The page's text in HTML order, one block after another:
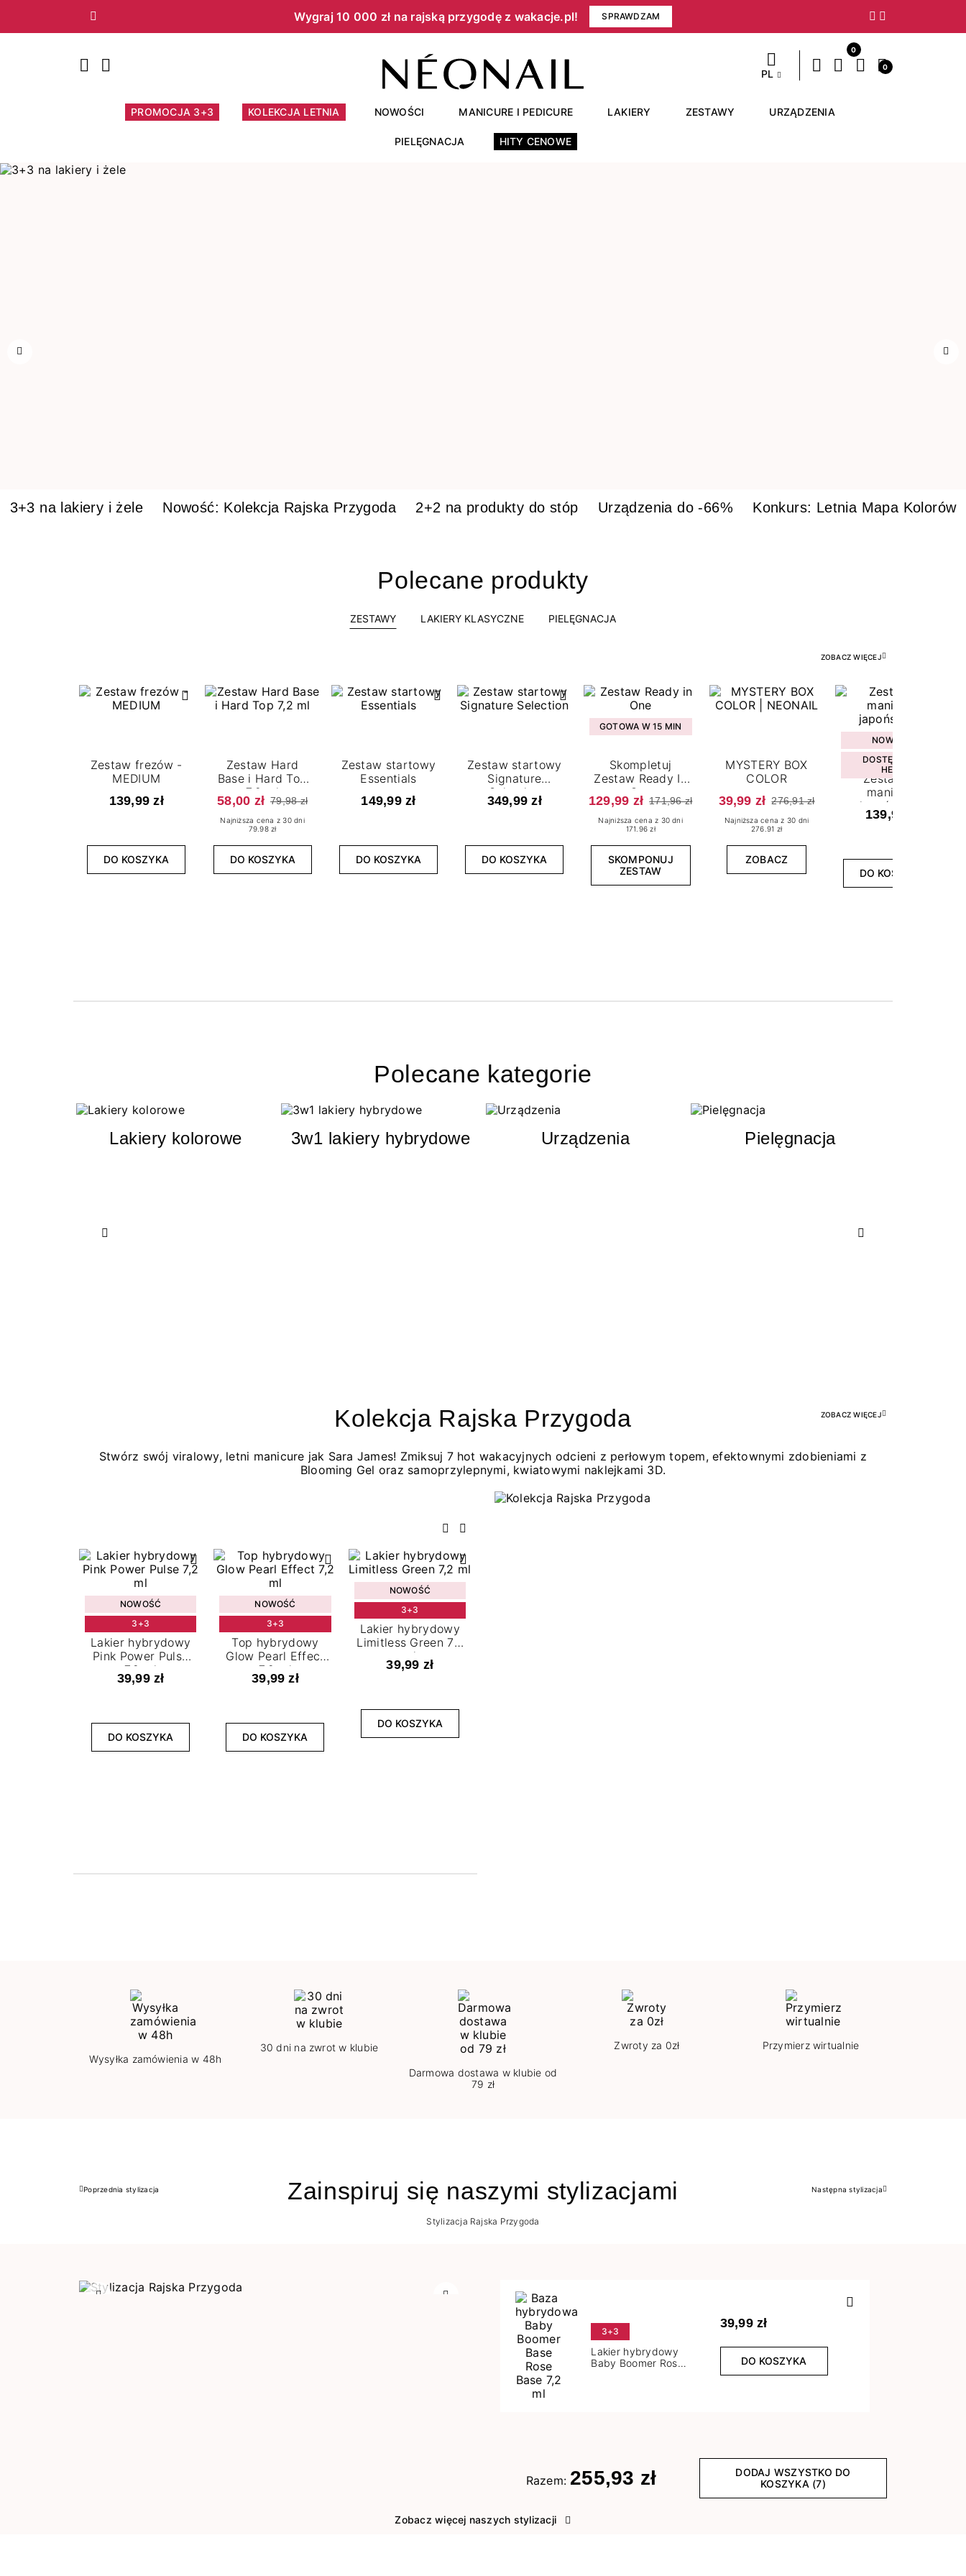
Wygraj 10 000 zł na rajską przygodę z wakacje.pl!​ SPRAWDZAM
Poprzedni Następny
PL
0
0
PROMOCJA 3+3 KOLEKCJA LETNIA NOWOŚCI MANICURE I PEDICURE LAKIERY ZESTAWY URZĄDZENIA
PIELĘGNACJA HITY CENOWE
3+3 na lakiery i żele Nowość: Kolekcja Rajska Przygoda 2+2 na produkty do stóp Urządzenia do -66% Konkurs: Letnia Mapa Kolorów
Polecane produkty
ZESTAWY LAKIERY KLASYCZNE PIELĘGNACJA
ZOBACZ WIĘCEJ
Zestaw frezów -
MEDIUM
139,99 zł
DO KOSZYKA
Zestaw Hard
Base i Hard Top
7,2 ml
58,00 zł 79,98 zł
Najniższa cena z 30 dni
79.98 zł
DO KOSZYKA
Zestaw startowy
Essentials
149,99 zł
DO KOSZYKA
Zestaw startowy
Signature
Selection
349,99 zł
DO KOSZYKA
GOTOWA W 15 MIN
Skompletuj
Zestaw Ready In
One
129,99 zł 171,96 zł
Najniższa cena z 30 dni
171.96 zł
SKOMPONUJ
ZESTAW
MYSTERY BOX
COLOR
39,99 zł 276,91 zł
Najniższa cena z 30 dni
276.91 zł
ZOBACZ
NOWOŚĆ
DOSTĘPNY W
HEBE
Zestaw do
manicure
japońskiego
139,99 zł
DO KOSZYKA
Polecane kategorie
Lakiery kolorowe 3w1 lakiery hybrydowe Urządzenia Pielęgnacja
Kolekcja Rajska Przygoda ZOBACZ WIĘCEJ
Stwórz swój viralowy, letni manicure jak Sara James! Zmiksuj 7 hot wakacyjnych odcieni z perłowym topem, efektownymi zdobieniami z
Blooming Gel oraz samoprzylepnymi, kwiatowymi naklejkami 3D.
Poprzedni
Następny
NOWOŚĆ
3+3
Lakier hybrydowy
Pink Power Pulse
7,2 ml
39,99 zł
DO KOSZYKA
NOWOŚĆ
3+3
Top hybrydowy
Glow Pearl Effect
7,2 ml
39,99 zł
DO KOSZYKA
NOWOŚĆ
3+3
Lakier hybrydowy
Limitless Green 7,2
ml
39,99 zł
DO KOSZYKA
Wysyłka zamówienia w 48h
30 dni na zwrot w klubie
Darmowa dostawa w klubie od
79 zł
Zwroty za 0zł Przymierz wirtualnie
Zainspiruj się naszymi stylizacjami
Poprzedni
Poprzednia stylizacja Następny
Następna stylizacja
Stylizacja Rajska Przygoda
3+3
Lakier hybrydowy
Baby Boomer Rose
39,99 zł
DO KOSZYKA
Razem: 255,93 zł
DODAJ WSZYSTKO DO
KOSZYKA (7)
Zobacz więcej naszych stylizacji